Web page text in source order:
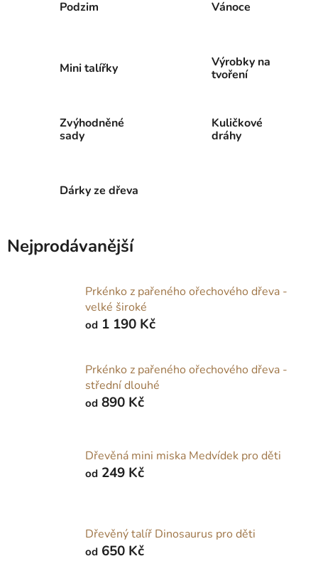
Podzim Vánoce
Mini talířky
Výrobky na
tvoření
Zvýhodněné
sady
Kuličkové
dráhy
Dárky ze dřeva
Nejprodávanější
Prkénko z pařeného ořechového dřeva -
velké široké
od 1 190 Kč
Prkénko z pařeného ořechového dřeva -
střední dlouhé
od 890 Kč
Dřevěná mini miska Medvídek pro děti
od 249 Kč
Dřevěný talíř Dinosaurus pro děti
od 650 Kč